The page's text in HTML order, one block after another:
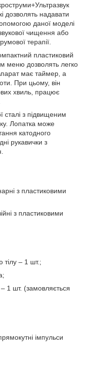
дозволять надавати
даної моделі
чищення або
терапії.
пластиковий
меню дозволять легко
має таймер, а
При цьому, він
хвиль, працює
сталі з підвищеним
Лопатка може
катодного
рукавички з
з пластиковими
з пластиковими
тілу – 1 шт.;
1 шт. (замовляється
імпульси